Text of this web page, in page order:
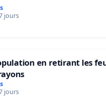
jours
en retirant les
jours